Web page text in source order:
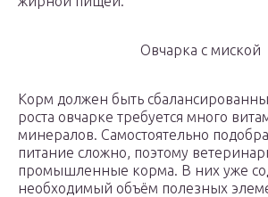
Овчарка с миской
Корм должен быть
роста овчарке требуется много
минералов. Самостоятельно
питание сложно, поэтому
промышленные корма. В них уже
необходимый объём полезных